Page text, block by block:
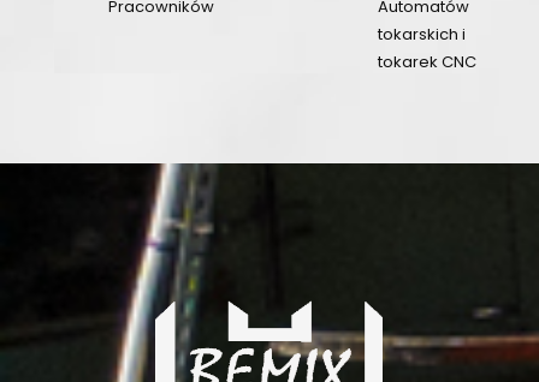
Pracowników
building
Automatów
tokarskich i
tokarek CNC